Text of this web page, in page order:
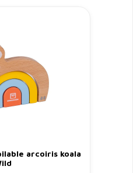
arcoiris koala